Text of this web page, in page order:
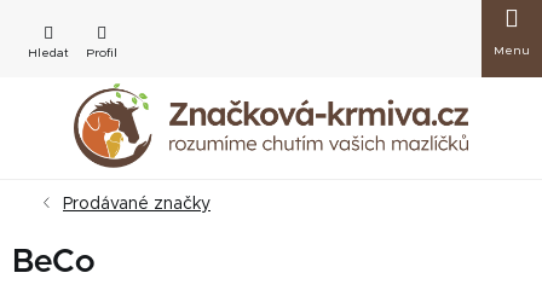
obsah
košík
Prodávané značky
BeCo